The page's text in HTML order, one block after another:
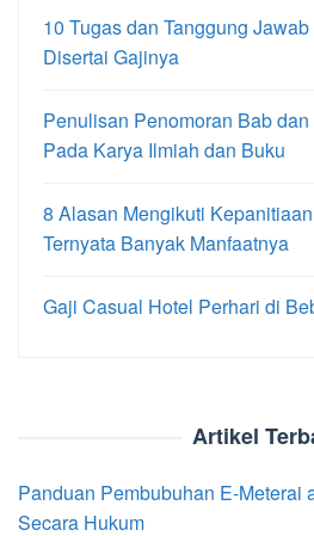
10 Tugas dan Tanggung
Disertai Gajinya
Penulisan Penomoran Bab
Pada Karya Ilmiah dan Buku
8 Alasan Mengikuti
Ternyata Banyak Manfaatnya
Gaji Casual Hotel Perhari di
Artikel
Panduan Pembubuhan E-Meterai
Secara Hukum